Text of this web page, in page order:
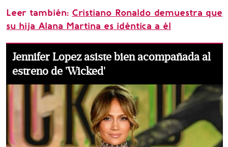
Leer también: Cristiano Ronaldo demuestra que
su hija Alana Martina es idéntica a él
Jennifer Lopez asiste bien acompañada al
estreno de 'Wicked'